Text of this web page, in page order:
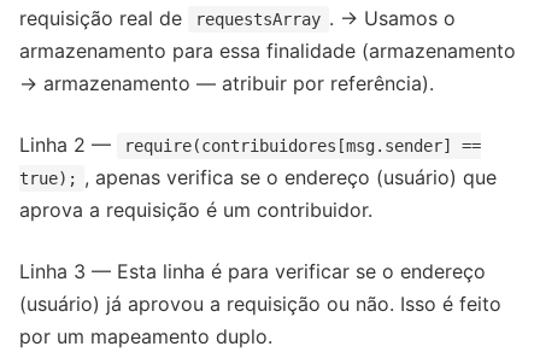
requisição real de
requestsArray . → Usamos o
armazenamento para essa finalidade (armazenamento
→ armazenamento — atribuir por referência).
Linha 2 —
require(contribuidores[msg.sender] ==
true); , apenas verifica se o endereço (usuário) que
aprova a requisição é um contribuidor.
Linha 3 — Esta linha é para verificar se o endereço
(usuário) já aprovou a requisição ou não. Isso é feito
por um mapeamento duplo.